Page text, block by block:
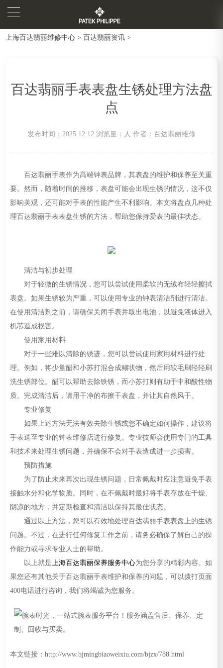
上海百达翡丽维修中心 >百达翡丽资讯 >
百达翡丽手表表盘生锈处理方法盘
点
发布时间：2025.12.12 浏览量： 人 作者：百达翡丽维修
百达翡丽手表作为高端钟表品牌，其表盘的维护和保养至关重
要。然而，随着时间的推移，表盘可能会出现生锈的情况，这不仅
影响美观，还可能对手表的性能产生不利影响。本文将盘点几种处
理百达翡丽手表表盘生锈的方法，帮助您保持爱表的最佳状态。
清洁与初步处理
对于轻微的生锈情况，您可以尝试使用柔软的无绒布轻轻擦拭
表盘。如果生锈较为严重，可以使用专业的钟表清洁剂进行清洁。
在使用清洁剂之前，请确保关闭手表并取出电池，以避免液体进入
机芯造成损害。
使用家用材料
对于一些难以清除的锈迹，您可以尝试使用家用材料进行处
理。例如，将少量醋和小苏打混合成糊状物，然后用软毛刷轻轻刷
洗生锈部位。醋可以帮助去除铁锈，而小苏打则有助于中和酸性物
质。完成清洁后，请用干净的布擦干表盘，并让其自然风干。
专业修复
如果上述方法无法有效去除生锈或您不确定如何操作，建议将
手表送至专业的钟表维修店进行修复。专业技师会使用专门的工具
和技术来处理生锈问题，并确保不会对手表造成进一步损害。
预防措施
为了防止未来再次出现生锈问题，日常佩戴时应注意避免手表
接触水分和化学物质。同时，在不佩戴时最好将手表存放在干燥、
阴凉的地方，并定期检查和清洁以保持其最佳状态。
通过以上方法，您可以有效地处理百达翡丽手表表盘上的生锈
问题。不过，在进行任何修复工作之前，请务必确保了解自己的操
作能力或寻求专业人士的帮助。
以上就是上海百达翡丽保养服务中心为您分享的精彩内容。如
果您还有其他关于百达翡丽手表维护和保养的问题，可以拨打页面
400电话进行咨询，我们将竭诚为您服务。
本文链接：http://www.bjmingbiaoweixiu.com/bjzx/788.html